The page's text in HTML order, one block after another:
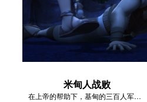
米甸人战败
在上帝的帮助下，基甸的三百人军队打败了米甸人。